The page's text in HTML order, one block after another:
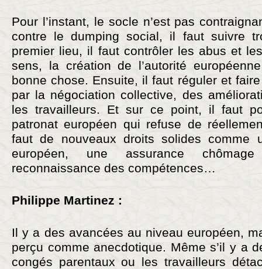
Pour l’instant, le socle n’est pas
contre le dumping social, il faut suivre
premier lieu, il faut contrôler les abus et
sens, la création de l’autorité
bonne chose. Ensuite, il faut réguler et faire
par la négociation collective, des
les travailleurs. Et sur ce point, il faut
patronat européen qui refuse de
faut de nouveaux droits solides comme
européen, une assurance
reconnaissance des compétences…
Philippe Martinez :
Il y a des avancées au niveau européen,
perçu comme anecdotique. Même s’il y a
congés parentaux ou les travailleurs